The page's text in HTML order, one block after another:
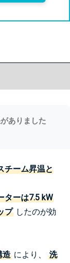
ありました
チーム昇温と
ターは7.5 kW
プ したのが効
造 により、
洗